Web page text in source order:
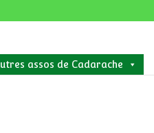
assos de Cadarache